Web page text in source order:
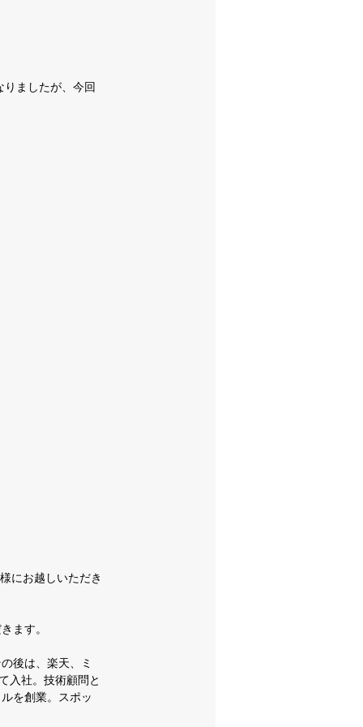
ましたが、今回
にお越しいただき
ます。
後は、楽天、ミ
入社。技術顧問と
を創業。スポッ